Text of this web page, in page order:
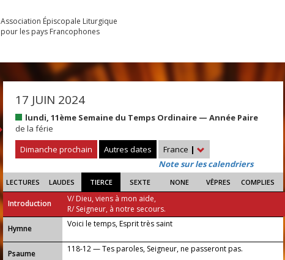
Association Épiscopale Liturgique
pour les pays Francophones
17 JUIN 2024
lundi, 11ème Semaine du Temps Ordinaire — Année Paire
de la férie
Dimanche prochain
Autres dates France |
Note sur les calendriers
LECTURES LAUDES TIERCE SEXTE NONE VÊPRES COMPLIES
Introduction
V/ Dieu, viens à mon aide,
R/ Seigneur, à notre secours.
...
Hymne Voici le temps, Esprit très saint
Psaume 118-12 — Tes paroles, Seigneur, ne passeront pas.